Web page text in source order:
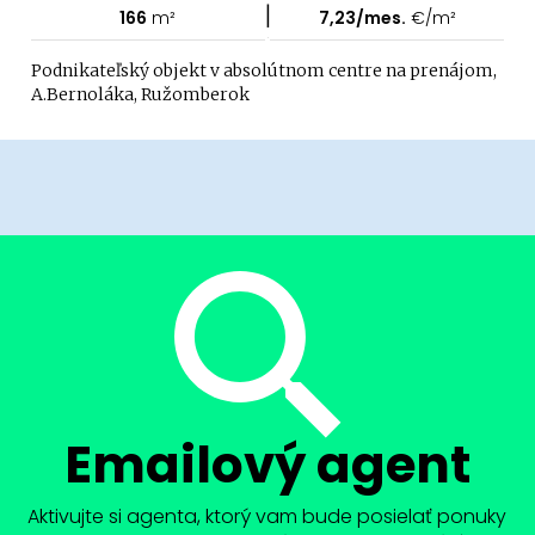
166 m² | 7,23/mes. €/m²
Podnikateľský objekt v absolútnom centre na prenájom,
A.Bernoláka, Ružomberok
Emailový agent
Aktivujte si agenta, ktorý vam bude posielať ponuky